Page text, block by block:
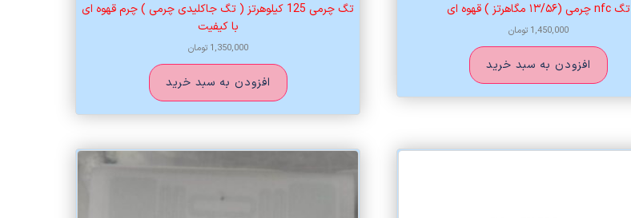
تگ nfc چرمی (۱۳/۵۶ مگاهرتز ) قهوه ای
1,450,000 تومان
افزودن به سبد خرید
تگ چرمی 125 کیلوهرتز ( تگ جاکلیدی چرمی ) چرم قهوه ای
با کیفیت
1,350,000 تومان
افزودن به سبد خرید